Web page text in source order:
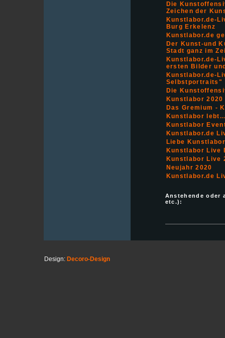
Die
Zeichen der
Kunstlabor.de-
Burg Erkelenz
Kunstlabor.de
Der Kunst-und
Stadt ganz im
Kunstlabor.de-
ersten Bilder
Kunstlabor.de-
Selbstportraits"
Die
Kunstlabor 2020
Das Gremium -
Kunstlabor
Kunstlabor
Kunstlabor.de
Liebe
Kunstlabor Live
Kunstlabor Live
Neujahr 2020
Kunstlabor.de
Anstehende
etc.):
Design: Decoro-Design